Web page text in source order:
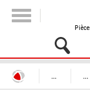
... ...